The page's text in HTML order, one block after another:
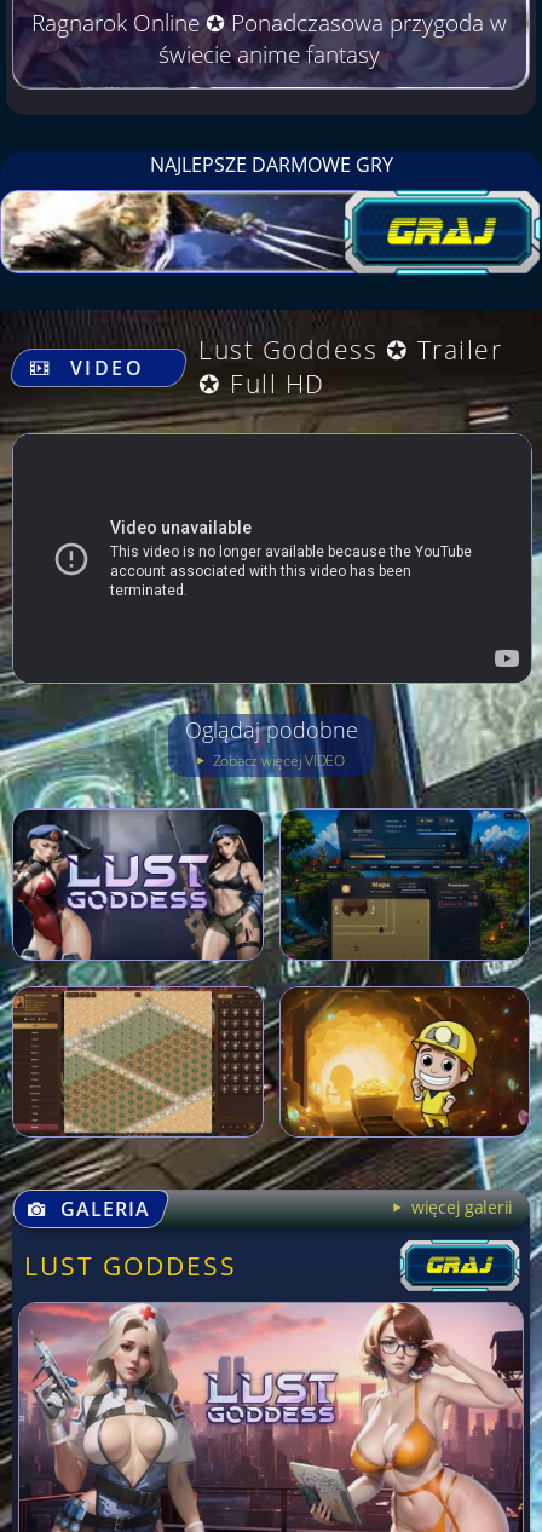
Ragnarok Online ✪ Ponadczasowa przygoda w
świecie anime fantasy
NAJLEPSZE DARMOWE GRY
.
VIDEO
Lust Goddess ✪ Trailer
✪ Full HD
Oglądaj podobne
Zobacz więcej VIDEO
GALERIA więcej galerii
LUST GODDESS